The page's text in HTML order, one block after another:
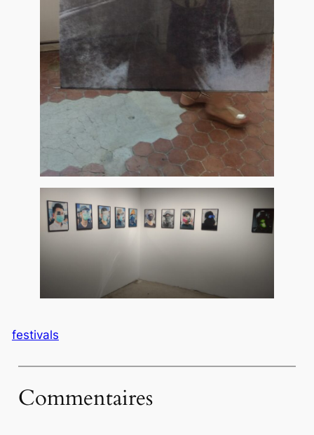
festivals
Commentaires